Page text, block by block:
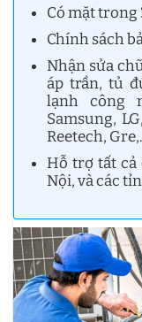
Có mặt trong
Chính sách
Nhận sửa
áp trần, tủ
lạnh công
Samsung,
Reetech,
Hỗ trợ tất cả
Nội, và các